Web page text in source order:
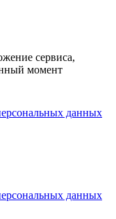
сервиса,
момент
данных
данных